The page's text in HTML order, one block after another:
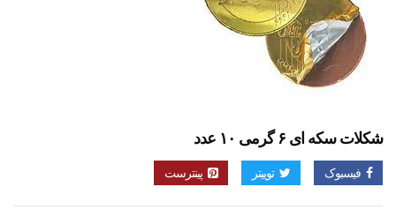
شکلات سکه ای ۶ گرمی ۱۰ عدد
فیسبوک توییتر پینترست